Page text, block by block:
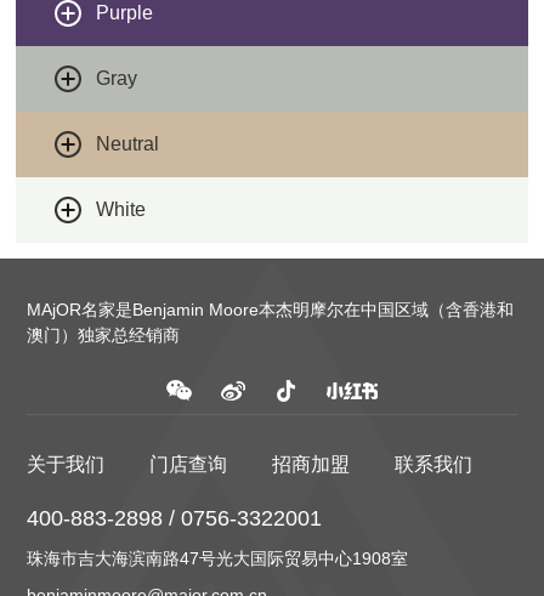
Purple
Gray
Neutral
White
MAjOR名家是Benjamin Moore本杰明摩尔在中国区域（含香港和
澳门）独家总经销商
关于我们 门店查询 招商加盟 联系我们
400-883-2898 / 0756-3322001
珠海市吉大海滨南路47号光大国际贸易中心1908室